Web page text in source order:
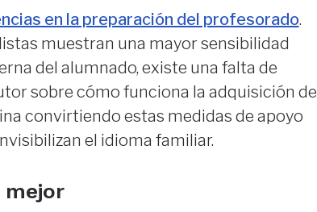
en la preparación del profesorado.
muestran una mayor sensibilidad
del alumnado, existe una falta de
sobre cómo funciona la adquisición de
convirtiendo estas medidas de apoyo
el idioma familiar.
mejor